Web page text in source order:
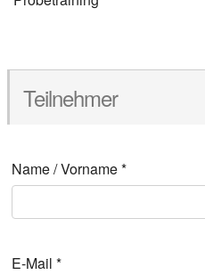
Teil­neh­mer
Name / Vor­na­me*
E‑Mail *